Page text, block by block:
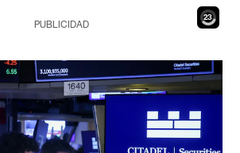
21
PUBLICIDAD